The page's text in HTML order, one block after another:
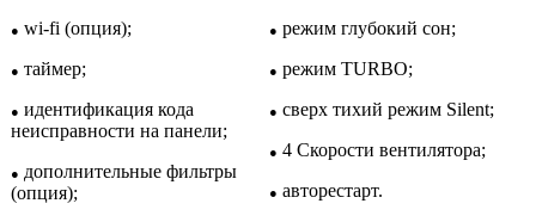
● wi-fi (опция);
● таймер;
● идентификация кода
неисправности на панели;
● дополнительные фильтры
(опция);
● режим глубокий сон;
● режим TURBO;
● сверх тихий режим Silent;
● 4 Скорости вентилятора;
● авторестарт.